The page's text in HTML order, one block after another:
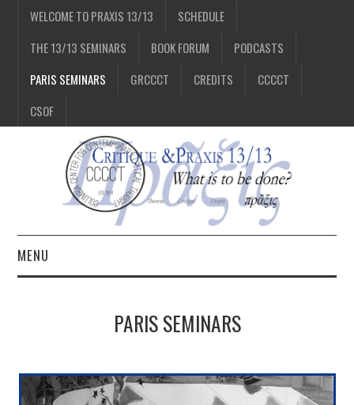
WELCOME TO PRAXIS 13/13
SCHEDULE
THE 13/13 SEMINARS
BOOK FORUM
PODCASTS
PARIS SEMINARS
GRCCCT CREDITS
CCCCT
CSOF
MENU
3/13
PARIS SEMINARS